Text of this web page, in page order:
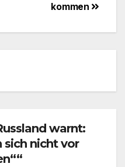
kommen
warnt:
sich nicht vor